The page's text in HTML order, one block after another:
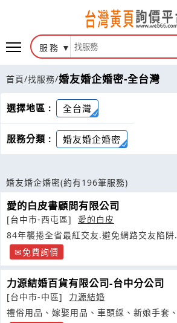
服務
首頁/找服務/婚友婚企婚密-全台灣
選擇地區 : 全台灣
服務分類 : 婚友婚企婚密
婚友婚企婚密(約有196筆服務)
愛的白皮書顧問有限公司
[台中市-西屯區]
愛的白皮
84年襲捲全省最紅交友.避免網路交友陷阱
自建檔免費詢價
力源結婚百貨有限公司-台中分公司
[台中市-中區]
力源結婚
禮俗用品、嫁娶用品、車頭綵、新娘手套